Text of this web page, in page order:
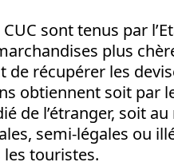
sont tenus par
plus
de récupérer les
obtiennent soit par
de l’étranger, soit
semi-légales ou
touristes.